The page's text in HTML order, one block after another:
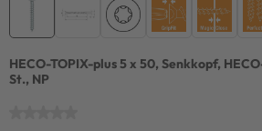
HECO-TOPIX-plus 5 x 50, Senkkopf,
St., NP